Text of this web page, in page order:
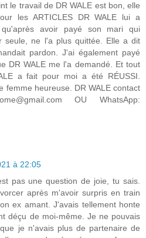
le travail de DR WALE est bon, elle
les ARTICLES DR WALE lui a
avoir payé son mari qui
seule, ne l'a plus quittée. Elle a dit
pardon. J'ai également payé
DR WALE me l'a demandé. Et tout
a fait pour moi a été RÉUSSI.
femme heureuse. DR WALE contact
OU WhatsApp:
à 22:05
pas une question de joie, tu sais.
après m'avoir surpris en train
ex amant. J'avais tellement honte
déçu de moi-même. Je ne pouvais
je n'avais plus de partenaire de